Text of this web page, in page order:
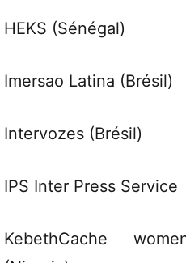
HEKS (Sénégal)
Imersao Latina (Brésil)
Intervozes (Brésil)
IPS Inter Press Service
KebethCache